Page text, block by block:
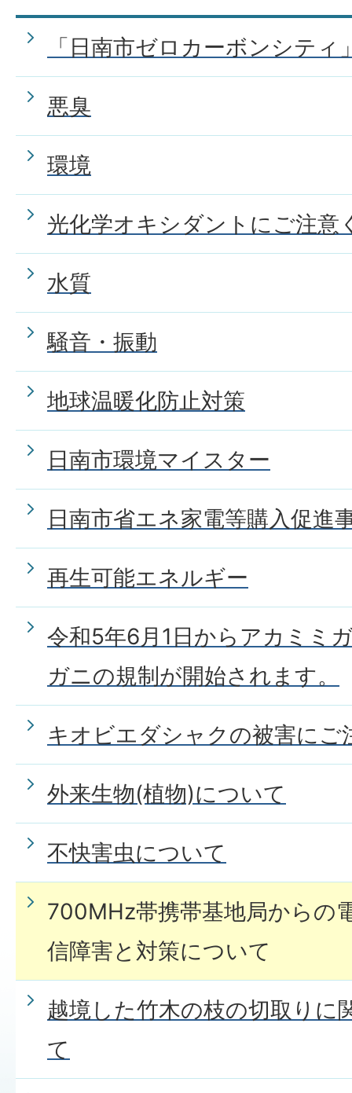
「日南市ゼロカーボンシテ
悪臭
環境
光化学オキシダントにご注意
水質
騒音・振動
地球温暖化防止対策
日南市環境マイスター
日南市省エネ家電等購入促進
再生可能エネルギー
令和5年6月1日からアカミミ
ガニの規制が開始されます。
キオビエダシャクの被害にご
外来生物(植物)について
不快害虫について
700MHz帯携帯基地局からの
信障害と対策について
越境した竹木の枝の切取りに
て